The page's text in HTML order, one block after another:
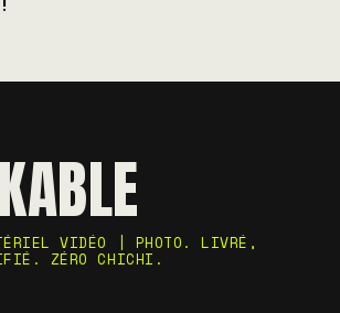
VIDÉO | PHOTO. LIVRÉ,
ZÉRO CHICHI.